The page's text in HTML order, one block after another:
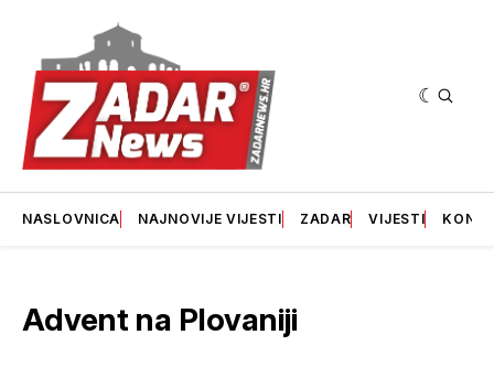
NASLOVNICA NAJNOVIJE VIJESTI ZADAR VIJESTI
Advent na Plovaniji